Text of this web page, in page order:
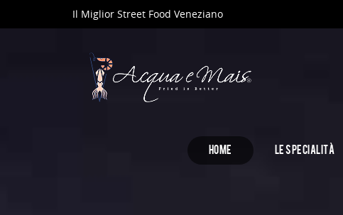
Il Miglior Street Food Veneziano
HOME LE SPECIALITÀ